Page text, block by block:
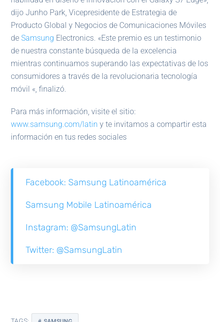
dijo Junho Park, Vicepresidente de Estrategia de
Producto Global y Negocios de Comunicaciones Móviles
deSamsung Electronics. «Este premio es un testimonio
de nuestra constante búsqueda de la excelencia
mientras continuamos superando las expectativas de los
consumidores a través de la revolucionaria tecnología
móvil «, finalizó.
Para más información, visite el sitio:
www.samsung.com/latin y te invitamos a compartir esta
información en tus redes sociales
Facebook: Samsung Latinoamérica
Samsung Mobile Latinoamérica
Instagram: @SamsungLatin
Twitter: @SamsungLatin